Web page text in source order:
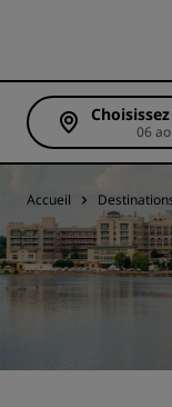
Accueil